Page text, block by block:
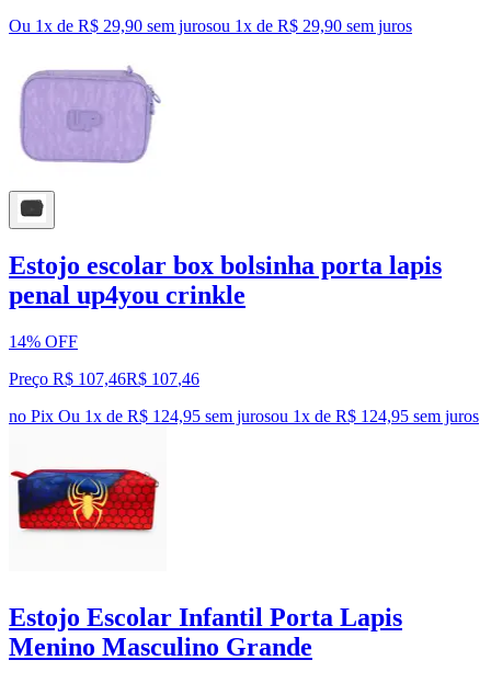
Ou 1x de R$ 29,90 sem jurosou 1x de R$ 29,90 sem juros
Estojo escolar box bolsinha porta lapis
penal up4you crinkle
14% OFF
Preço R$ 107,46R$ 107,46
no Pix Ou 1x de R$ 124,95 sem jurosou 1x de R$ 124,95 sem juros
Estojo Escolar Infantil Porta Lapis
Menino Masculino Grande